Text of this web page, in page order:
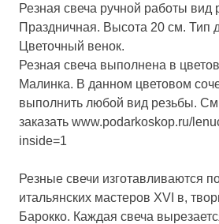
Резная свеча ручной работы вид
Праздничная. Высота 20 см. Тип
Цветочный венок.
Резная свеча выполнена в
Малинка. В данном цветовом
выполнить любой вид резьбы.
заказать www.podarkoskop.ru/
inside=1
Резные свечи изготавливаются
итальянских мастеров XVI в,
Барокко. Каждая свеча